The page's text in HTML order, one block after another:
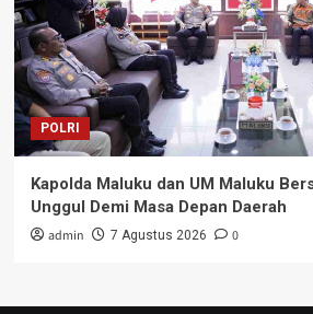
POLRI
Kapolda Maluku dan UM Maluku
Unggul Demi Masa Depan Daerah
admin 7 Agustus 2026 0